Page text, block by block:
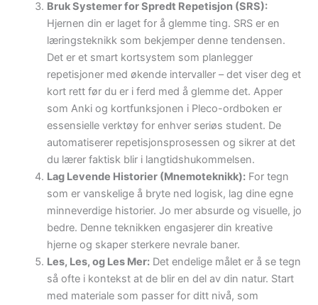
Bruk Systemer for Spredt Repetisjon (SRS):
Hjernen din er laget for å glemme ting. SRS er en
læringsteknikk som bekjemper denne tendensen.
Det er et smart kortsystem som planlegger
repetisjoner med økende intervaller – det viser deg et
kort rett før du er i ferd med å glemme det. Apper
som Anki og kortfunksjonen i Pleco-ordboken er
essensielle verktøy for enhver seriøs student. De
automatiserer repetisjonsprosessen og sikrer at det
du lærer faktisk blir i langtidshukommelsen.
Lag Levende Historier (Mnemoteknikk): For tegn
som er vanskelige å bryte ned logisk, lag dine egne
minneverdige historier. Jo mer absurde og visuelle, jo
bedre. Denne teknikken engasjerer din kreative
hjerne og skaper sterkere nevrale baner.
Les, Les, og Les Mer: Det endelige målet er å se tegn
så ofte i kontekst at de blir en del av din natur. Start
med materiale som passer for ditt nivå, som